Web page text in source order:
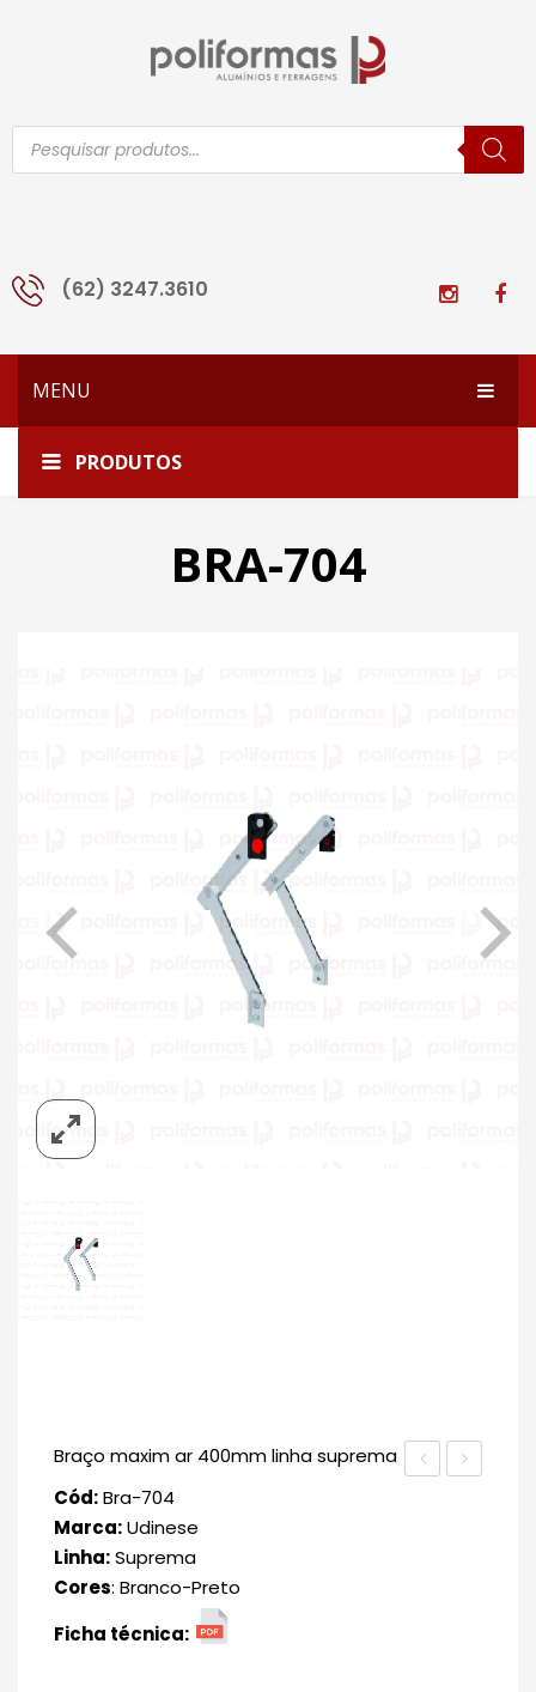
Pesquisar
produtos
(62) 3247.3610
MENU
HOME
EMPRESA
PRODUTOS
Início Todos os produtos
BRA-704
Braço maxim ar 400mm linha suprema
Cód:Bra-704
Marca:Udinese
Linha:Suprema
Cores: Branco-Preto
Ficha técnica: